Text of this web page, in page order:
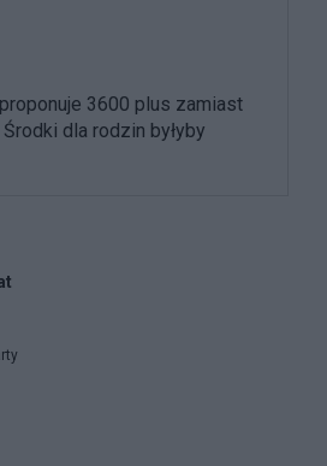
3600 plus zamiast
Środki dla rodzin byłyby